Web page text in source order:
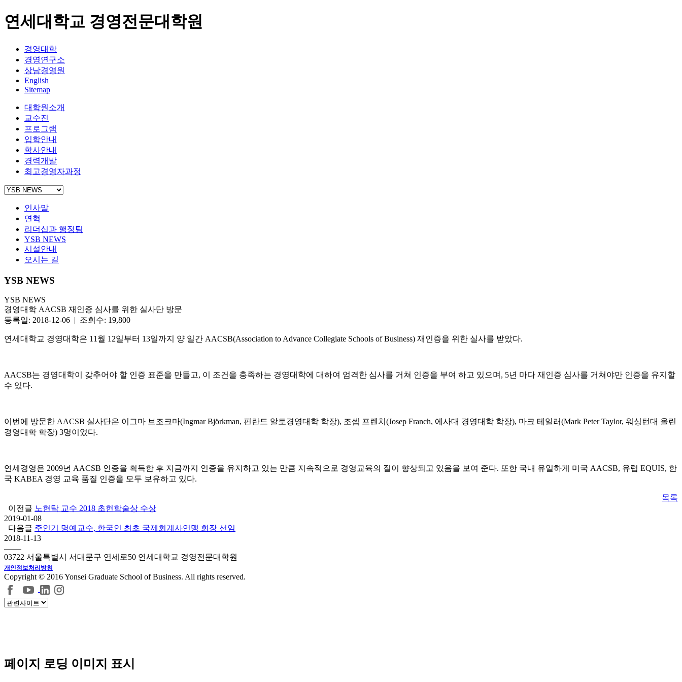
연세대학교 경영전문대학원
경영대학
경영연구소
상남경영원
English
Sitemap
대학원소개
교수진
프로그램
입학안내
학사안내
경력개발
최고경영자과정
인사말
연혁
리더십과 행정팀
YSB NEWS
시설안내
오시는 길
YSB NEWS
YSB NEWS
경영대학 AACSB 재인증 심사를 위한 실사단 방문
등록일: 2018-12-06 | 조회수: 19,800
연세대학교 경영대학은 11월 12일부터 13일까지 양 일간 AACSB(Association to Advance Collegiate Schools of Business) 재인증을 위한 실사를 받았다.
AACSB는 경영대학이 갖추어야 할 인증 표준을 만들고, 이 조건을 충족하는 경영대학에 대하여 엄격한 심사를 거쳐 인증을 부여 하고 있으며, 5년 마다 재인증 심사를 거쳐야만 인증을 유지할
수 있다.
이번에 방문한 AACSB 실사단은 이그마 브조크마(Ingmar Björkman, 핀란드 알토경영대학 학장), 조셉 프렌치(Josep Franch, 에사대 경영대학 학장), 마크 테일러(Mark Peter Taylor, 워싱턴대 올린
경영대학 학장) 3명이었다.
연세경영은 2009년 AACSB 인증을 획득한 후 지금까지 인증을 유지하고 있는 만큼 지속적으로 경영교육의 질이 향상되고 있음을 보여 준다. 또한 국내 유일하게 미국 AACSB, 유럽 EQUIS, 한
국 KABEA 경영 교육 품질 인증을 모두 보유하고 있다.
목록
이전글 노현탁 교수 2018 초헌학술상 수상
2019-01-08
다음글 주인기 명예교수, 한국인 최초 국제회계사연맹 회장 선임
2018-11-13
03722 서울특별시 서대문구 연세로50 연세대학교 경영전문대학원
개인정보처리방침
Copyright © 2016 Yonsei Graduate School of Business. All rights reserved.
페이지 로딩 이미지 표시